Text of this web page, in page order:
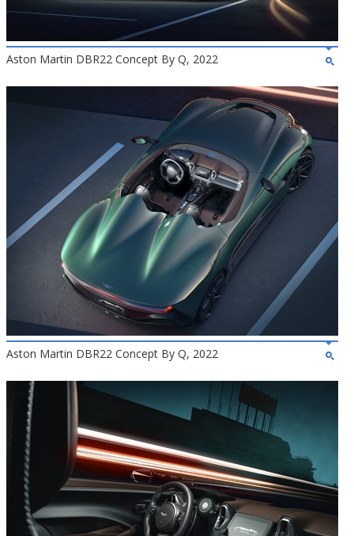
Aston Martin DBR22 Concept By Q, 2022
Aston Martin DBR22 Concept By Q, 2022